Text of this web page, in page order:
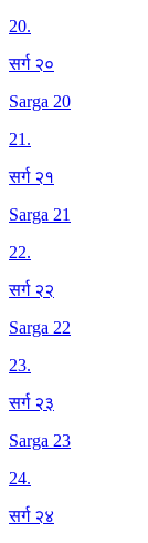
20.
सर्ग २०
Sarga 20
21.
सर्ग २१
Sarga 21
22.
सर्ग २२
Sarga 22
23.
सर्ग २३
Sarga 23
24.
सर्ग २४